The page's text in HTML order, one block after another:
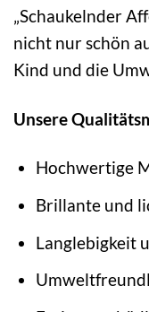
„Schaukelnder
nicht nur schön
Kind und die
Unsere
Hochwertige
Brillante und
Langlebigkeit